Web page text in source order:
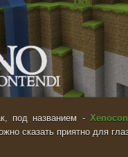
под названием -
сказать приятно для